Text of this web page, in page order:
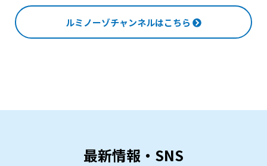
ルミノーゾチャンネルはこちら
最新情報・SNS